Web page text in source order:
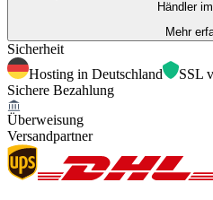
Händler
Mehr
Sicherheit
Hosting in Deutschland
SSL
Sichere Bezahlung
Überweisung
Versandpartner